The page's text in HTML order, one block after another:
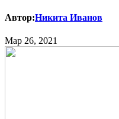
Автор:Никита Иванов
Мар 26, 2021